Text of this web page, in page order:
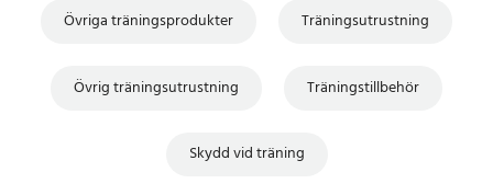
Övriga träningsprodukter Träningsutrustning
Övrig träningsutrustning Träningstillbehör
Skydd vid träning